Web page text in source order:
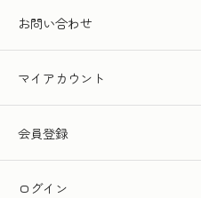
お問い合わせ
マイアカウント
会員登録
ログイン